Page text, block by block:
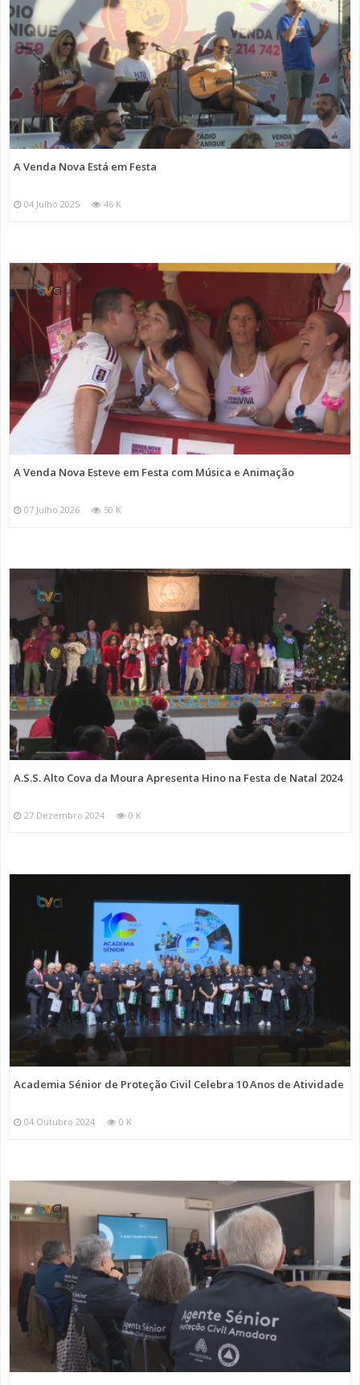
A Venda Nova Está em Festa
04 Julho 2025 46 K
A Venda Nova Esteve em Festa com Música e Animação
07 Julho 2026 50 K
A.S.S. Alto Cova da Moura Apresenta Hino na Festa de Natal 2024
27 Dezembro 2024 0 K
Academia Sénior de Proteção Civil Celebra 10 Anos de Atividade
04 Outubro 2024 0 K